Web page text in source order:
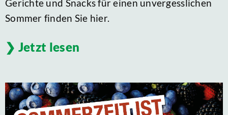
Gerichte und Snacks für einen unvergesslichen
Sommer finden Sie hier.
Jetzt lesen